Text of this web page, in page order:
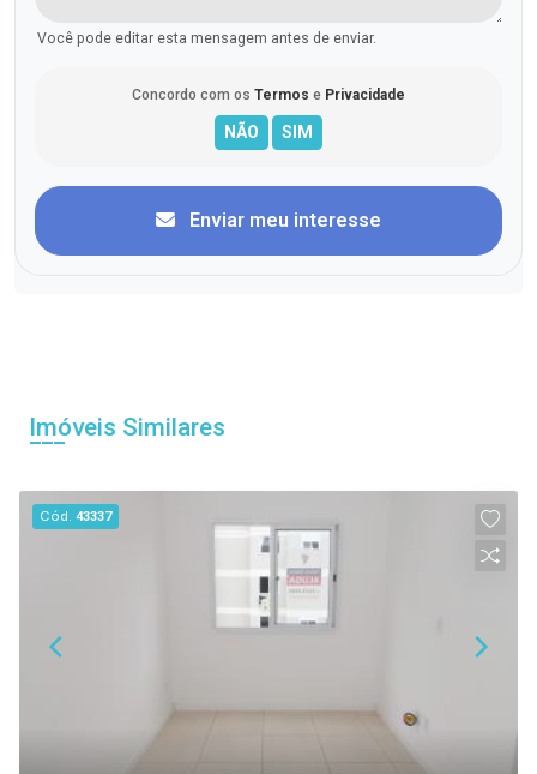
Você pode editar esta mensagem antes de enviar.
Concordo com os Termos e Privacidade
Enviar meu interesse
Imóveis Similares
Cód.43337